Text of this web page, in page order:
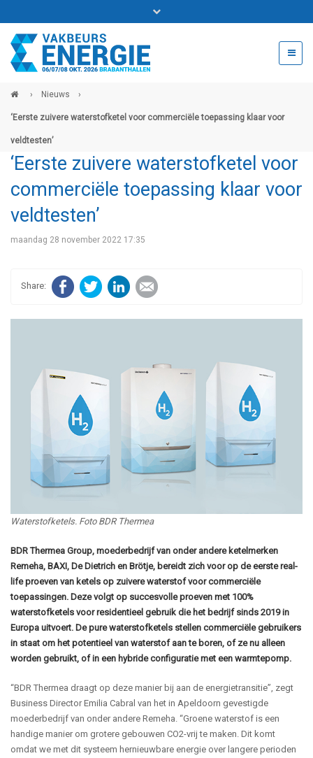
Bel ons voor info 0294 - 74 50 70
beurs@54events.nl
› Nieuws ›
‘Eerste zuivere waterstofketel voor commerciële toepassing klaar voor
veldtesten’
‘Eerste zuivere waterstofketel voor
commerciële toepassing klaar voor
veldtesten’
maandag 28 november 2022 17:35
FacebookTwitter LinkedIn
Waterstofketels. Foto BDR Thermea
BDR Thermea Group, moederbedrijf van onder andere ketelmerken
Remeha, BAXI, De Dietrich en Brötje, bereidt zich voor op de eerste real-
life proeven van ketels op zuivere waterstof voor commerciële
toepassingen. Deze volgt op succesvolle proeven met 100%
waterstofketels voor residentieel gebruik die het bedrijf sinds 2019 in
Europa uitvoert. De pure waterstofketels stellen commerciële gebruikers
in staat om het potentieel van waterstof aan te boren, of ze nu alleen
worden gebruikt, of in een hybride configuratie met een warmtepomp.
“BDR Thermea draagt op deze manier bij aan de energietransitie”, zegt
Business Director Emilia Cabral van het in Apeldoorn gevestigde
moederbedrijf van onder andere Remeha. “Groene waterstof is een
handige manier om grotere gebouwen CO2-vrij te maken. Dit komt
omdat we met dit systeem hernieuwbare energie over langere perioden